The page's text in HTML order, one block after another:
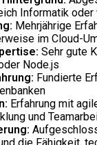
Informatik oder
Mehrjährige
im Cloud-
Sehr gute
Node.js
Fundierte
Erfahrung mit
und
die Fähigkeit,